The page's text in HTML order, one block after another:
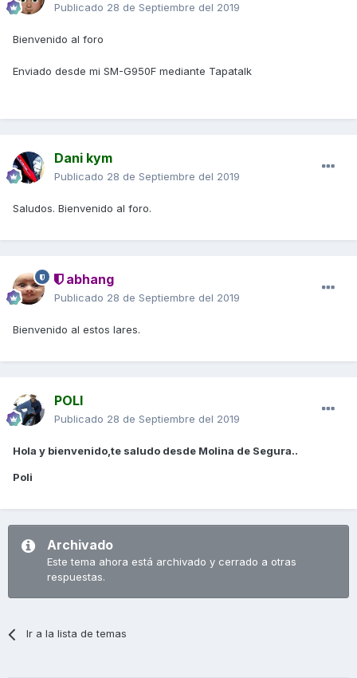
Publicado 28 de Septiembre del 2019
Bienvenido al foro
Enviado desde mi SM-G950F mediante Tapatalk
Dani kym
Publicado 28 de Septiembre del 2019
Saludos. Bienvenido al foro.
abhang
Publicado 28 de Septiembre del 2019
Bienvenido al estos lares.
POLI
Publicado 28 de Septiembre del 2019
Hola y bienvenido,te saludo desde Molina de Segura..
Poli
Archivado
Este tema ahora está archivado y cerrado a otras
respuestas.
Ir a la lista de temas